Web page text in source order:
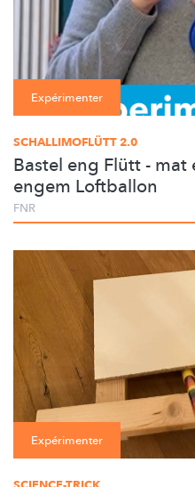
Expérimenter
SCHALLIMOFLÜTT 2.0
Bastel eng Flütt - mat
engem Loftballon
FNR
Expérimenter